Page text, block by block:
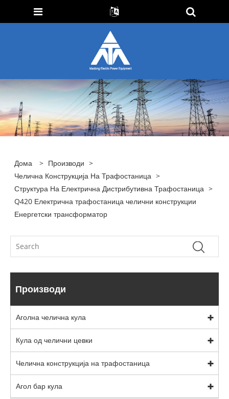
Дома > Производи >
Челична Конструкција На Трафостаница >
Структура На Електрична Дистрибутивна Трафостаница >
Q420 Електрична трафостаница челични конструкции
Енергетски трансформатор
Производи
Аголна челична кула
Кула од челични цевки
Челична конструкција на трафостаница
Агол бар кула